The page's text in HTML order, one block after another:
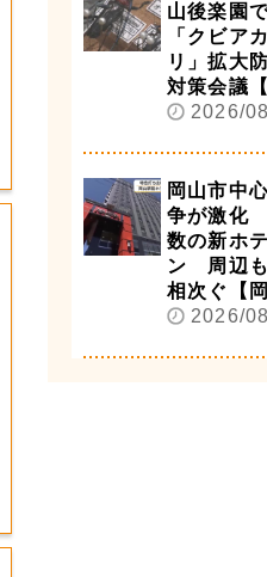
山後楽園
「クビア
リ」拡大
対策会議
2026/
岡山市中
争が激化
数の新ホ
ン 周辺も
相次ぐ【岡
2026/